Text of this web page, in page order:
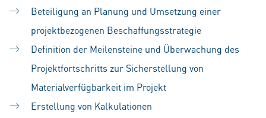
Beteiligung an Planung und Umsetzung einer
projektbezogenen Beschaffungsstrategie
Definition der Meilensteine und Überwachung des
Projektfortschritts zur Sicherstellung von
Materialverfügbarkeit im Projekt
Erstellung von Kalkulationen